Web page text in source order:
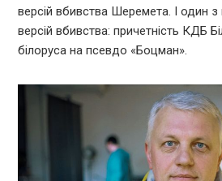
версій вбивства Шеремета. І один з
версій вбивства: причетність КДБ
білоруса на псевдо «Боцман».